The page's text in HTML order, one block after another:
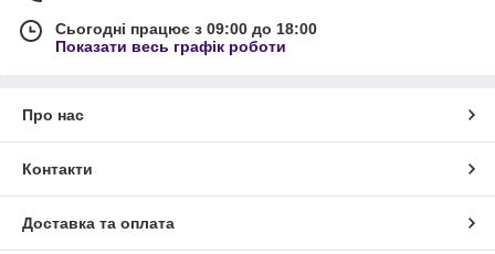
Сьогодні працює з 09:00 до 18:00
Показати весь графік роботи
Про нас
Контакти
Доставка та оплата